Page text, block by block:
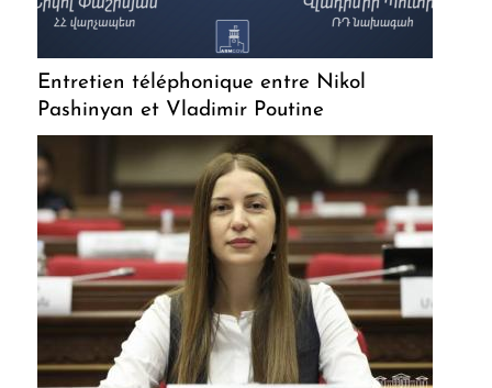
Entretien téléphonique entre Nikol
Pashinyan et Vladimir Poutine